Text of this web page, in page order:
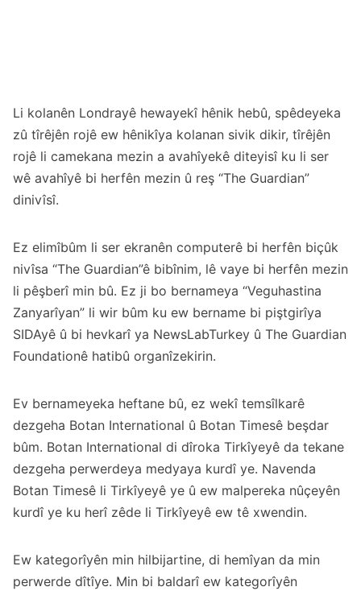
Li kolanên Londrayê hewayekî hênik hebû, spêdeyeka
zû tîrêjên rojê ew hênikîya kolanan sivik dikir, tîrêjên
rojê li camekana mezin a avahîyekê diteyisî ku li ser
wê avahîyê bi herfên mezin û reş “The Guardian”
dinivîsî.
Ez elimîbûm li ser ekranên computerê bi herfên biçûk
nivîsa “The Guardian”ê bibînim, lê vaye bi herfên mezin
li pêşberî min bû. Ez ji bo bernameya “Veguhastina
Zanyarîyan” li wir bûm ku ew bername bi piştgirîya
SIDAyê û bi hevkarî ya NewsLabTurkey û The Guardian
Foundationê hatibû organîzekirin.
Ev bernameyeka heftane bû, ez wekî temsîlkarê
dezgeha Botan International û Botan Timesê beşdar
bûm. Botan International di dîroka Tirkîyeyê da tekane
dezgeha perwerdeya medyaya kurdî ye. Navenda
Botan Timesê li Tirkîyeyê ye û ew malpereka nûçeyên
kurdî ye ku herî zêde li Tirkîyeyê ew tê xwendin.
Ew kategorîyên min hilbijartine, di hemîyan da min
perwerde dîtîye. Min bi baldarî ew kategorîyên